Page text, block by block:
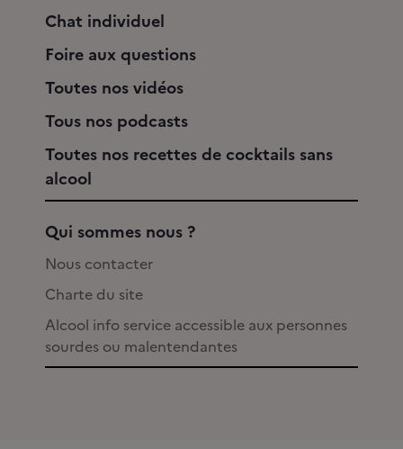
Chat individuel
Foire aux questions
Toutes nos vidéos
Tous nos podcasts
Toutes nos recettes de cocktails sans
alcool
Qui sommes nous ?
Nous contacter
Charte du site
Alcool info service accessible aux personnes
sourdes ou malentendantes